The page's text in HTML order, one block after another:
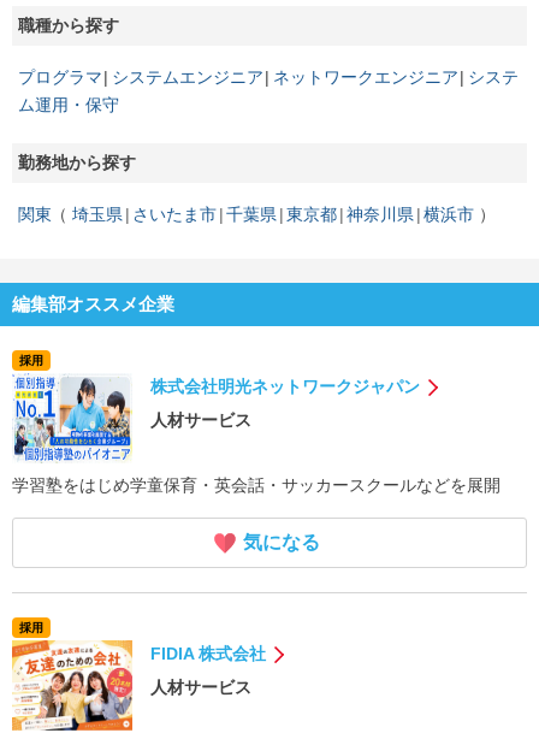
職種から探す
プログラマ システムエンジニア ネットワークエンジニア
システ
ム運用・保守
勤務地から探す
関東 埼玉県 さいたま市 千葉県 東京都 神奈川県 横浜市
編集部オススメ企業
採用
株式会社明光ネットワークジャパン
人材サービス
学習塾をはじめ学童保育・英会話・サッカースクールなどを展開
気になる
採用
FIDIA 株式会社
人材サービス